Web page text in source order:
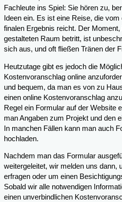
Fachleute ins Spiel: Sie hören zu,
Ideen ein. Es ist eine Reise, die
finalen Ergebnis reicht. Der
gestalteten Raum betritt, ist
sich aus, und oft fließen Tränen der
Heutzutage gibt es jedoch die
Kostenvoranschlag online
und bequem, da man es von zu
einen online Kostenvoranschlag
Regel ein Formular auf der Website
man Angaben zum Projekt und den
In manchen Fällen kann man auch
hochladen.
Nachdem man das Formular
weitergeleitet, wir melden uns dann,
erfragen oder um einen
Sobald wir alle notwendigen
einen unverbindlichen